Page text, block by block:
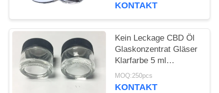
KONTAKT
Kein Leckage CBD Öl
Glaskonzentrat Gläser
Klarfarbe 5 ml
Kapazität
MOQ:250pcs
KONTAKT